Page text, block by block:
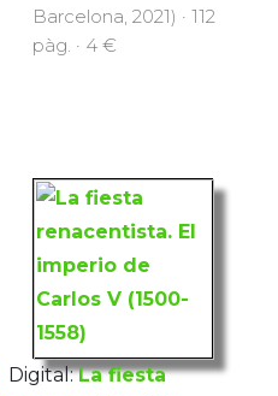
Barcelona, 2021) · 112
pàg. · 4 €
Digital: La fiesta